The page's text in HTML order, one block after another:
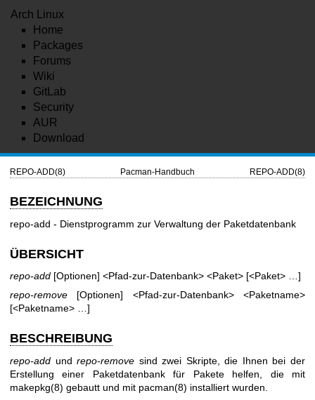
Arch Linux
Home
Packages
Forums
Wiki
GitLab
Security
AUR
Download
REPO-ADD(8) Pacman-Handbuch REPO-ADD(8)
BEZEICHNUNG
repo-add - Dienstprogramm zur Verwaltung der Paketdatenbank
ÜBERSICHT
repo-add [Optionen] <Pfad-zur-Datenbank> <Paket> [<Paket> …]
repo-remove [Optionen] <Pfad-zur-Datenbank> <Paketname>
[<Paketname> …]
BESCHREIBUNG
repo-add undrepo-remove sind zwei Skripte, die Ihnen bei der
Erstellung einer Paketdatenbank für Pakete helfen, die mit
makepkg(8) gebautt und mit pacman(8) installiert wurden.